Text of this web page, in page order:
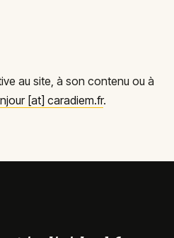
au site, à son contenu ou à
[at] caradiem.fr.